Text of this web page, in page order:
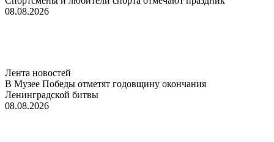
08.08.2026
Лента новостей
В Музее Победы отметят годовщину окончания
Ленинградской битвы
08.08.2026